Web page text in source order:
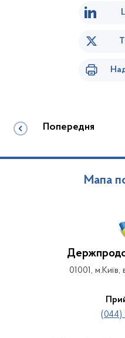
Попередня
Мапа
01001, м.Київ,
(044)